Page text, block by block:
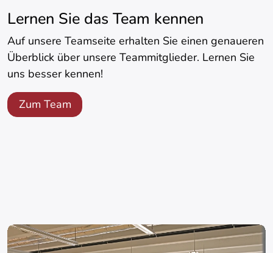
Lernen Sie das Team kennen
Auf unsere Teamseite erhalten Sie einen genaueren
Überblick über unsere Teammitglieder. Lernen Sie
uns besser kennen!
Zum Team